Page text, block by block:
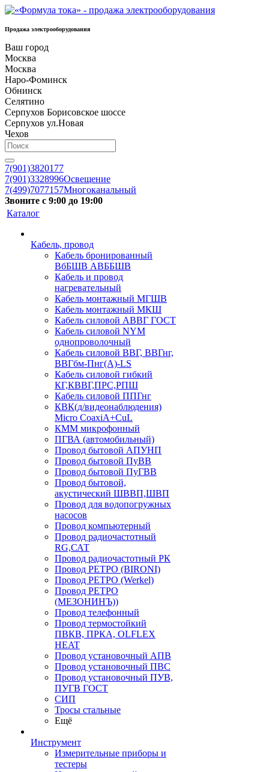
Продажа электрооборудования
Ваш город
Москва
Москва
Наро-Фоминск
Обнинск
Селятино
Серпухов Борисовское шоссе
Серпухов ул.Новая
Чехов
7(901)3820177
7(901)3328996Освещение
7(499)7077157Многоканальный
Звоните с 9:00 до 19:00
Каталог
Кабель, провод
Кабель бронированный
ВбБШВ АВББШВ
Кабель и провод
нагревательный
Кабель монтажный МГШВ
Кабель монтажный МКШ
Кабель силовой АВВГ ГОСТ
Кабель силовой NYM
однопроволочный
Кабель силовой ВВГ, ВВГнг,
ВВГбм-Пнг(А)-LS
Кабель силовой гибкий
КГ,КВВГ,ПРС,РПШ
Кабель силовой ППГнг
КВК(д/видеонаблюдения)
Micro CoaxiA+CuL
КММ микрофонный
ПГВА (автомобильный)
Провод бытовой АПУНП
Провод бытовой ПуВВ
Провод бытовой ПуГВВ
Провод бытовой,
акустический ШВВП,ШВП
Провод для водопогружных
насосов
Провод компьютерный
Провод радиочастотный
RG,САТ
Провод радиочастотный РК
Провод РЕТРО (BIRONI)
Провод РЕТРО (Werkel)
Провод РЕТРО
(МЕЗОНИНЪ))
Провод телефонный
Провод термостойкий
ПВКВ, ПРКА, OLFLEX
HEAT
Провод установочный АПВ
Провод установочный ПВС
Провод установочный ПУВ,
ПУГВ ГОСТ
СИП
Тросы стальные
Ещё
Инструмент
Измерительные приборы и
тестеры